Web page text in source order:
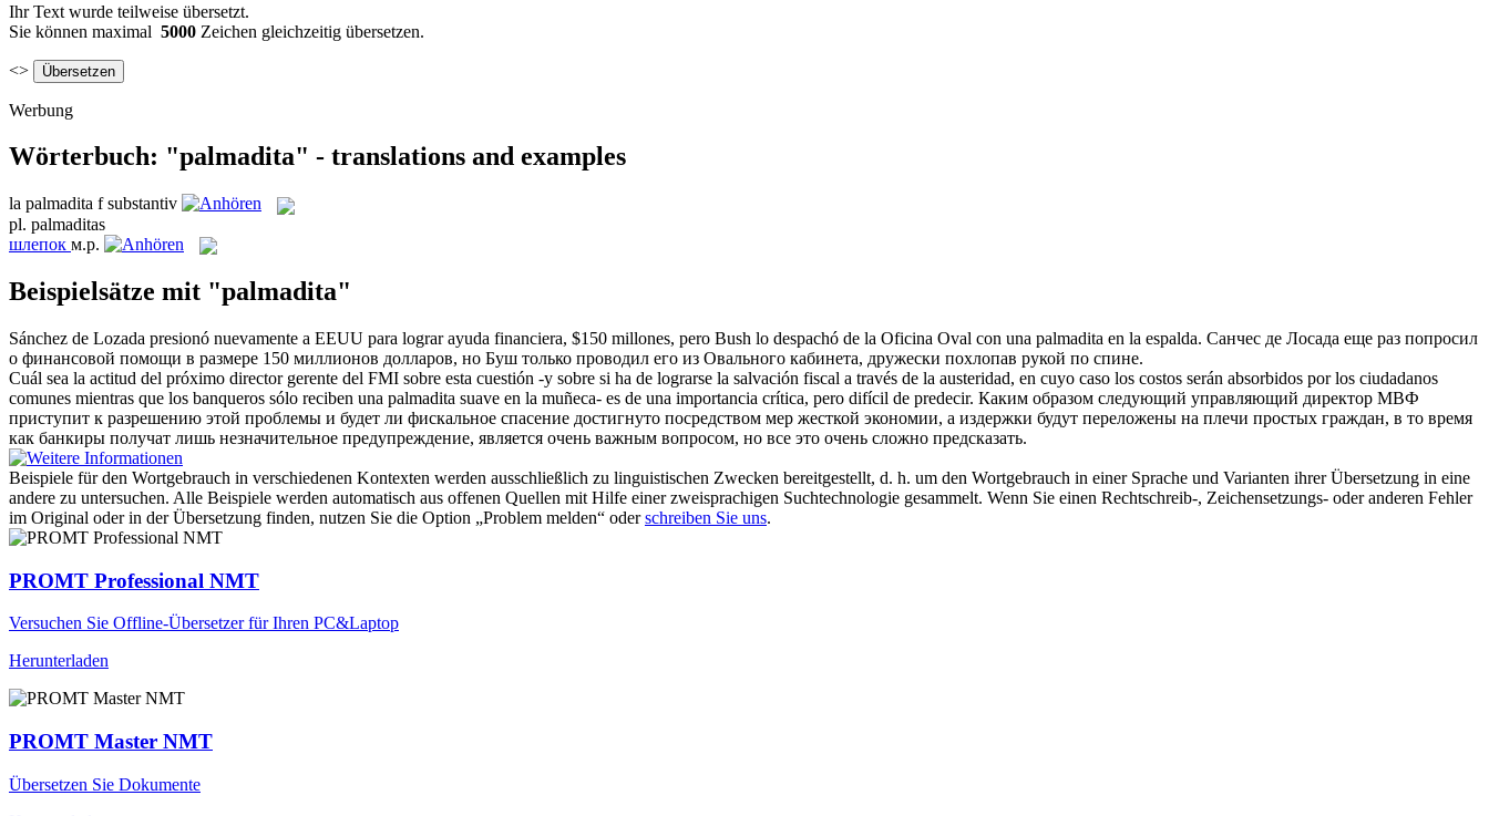
Ihr Text wurde teilweise übersetzt.
Sie können maximal 5000 Zeichen gleichzeitig übersetzen.
<>
Werbung
Wörterbuch: "palmadita" - translations and examples
la palmadita f substantiv
pl. palmaditas
шлепок м.р.
Beispielsätze mit "palmadita"
Sánchez de Lozada presionó nuevamente a EEUU para lograr ayuda financiera, $150 millones, pero Bush lo despachó de la Oficina Oval con una palmadita en la espalda. Санчес де Лосада еще раз попросил
о финансовой помощи в размере 150 миллионов долларов, но Буш только проводил его из Овального кабинета, дружески похлопав рукой по спине.
Cuál sea la actitud del próximo director gerente del FMI sobre esta cuestión -y sobre si ha de lograrse la salvación fiscal a través de la austeridad, en cuyo caso los costos serán absorbidos por los ciudadanos
comunes mientras que los banqueros sólo reciben una palmadita suave en la muñeca- es de una importancia crítica, pero difícil de predecir. Каким образом следующий управляющий директор МВФ
приступит к разрешению этой проблемы и будет ли фискальное спасение достигнуто посредством мер жесткой экономии, а издержки будут переложены на плечи простых граждан, в то время
как банкиры получат лишь незначительное предупреждение, является очень важным вопросом, но все это очень сложно предсказать.
Beispiele für den Wortgebrauch in verschiedenen Kontexten werden ausschließlich zu linguistischen Zwecken bereitgestellt, d. h. um den Wortgebrauch in einer Sprache und Varianten ihrer Übersetzung in eine
andere zu untersuchen. Alle Beispiele werden automatisch aus offenen Quellen mit Hilfe einer zweisprachigen Suchtechnologie gesammelt. Wenn Sie einen Rechtschreib-, Zeichensetzungs- oder anderen Fehler
im Original oder in der Übersetzung finden, nutzen Sie die Option „Problem melden“ oderschreiben Sie uns.
PROMT Professional NMT
Versuchen Sie Offline-Übersetzer für Ihren PC&Laptop
Herunterladen
PROMT Master NMT
Übersetzen Sie Dokumente